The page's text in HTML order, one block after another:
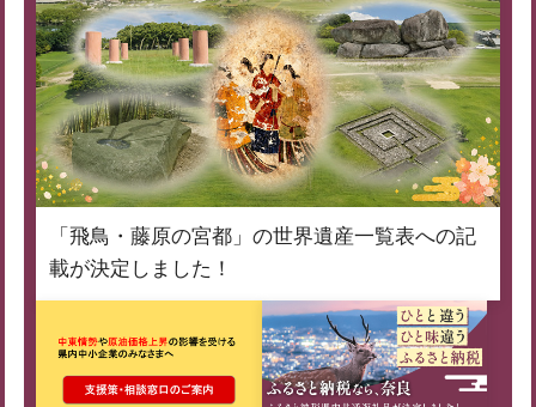
「飛鳥・藤原の宮都」の世界遺産一覧表への記
載が決定しました！